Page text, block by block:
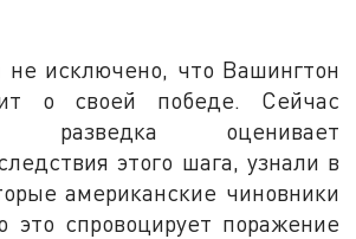
исключено, что Вашингтон
о своей победе. Сейчас
разведка оценивает
этого шага, узнали в
американские чиновники
это спровоцирует поражение